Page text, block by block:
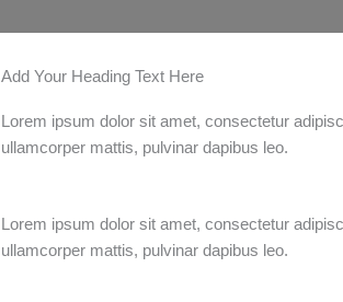
Add Your Heading Text Here
Lorem ipsum dolor sit amet, consectetur
ullamcorper mattis, pulvinar dapibus leo.
Lorem ipsum dolor sit amet, consectetur
ullamcorper mattis, pulvinar dapibus leo.